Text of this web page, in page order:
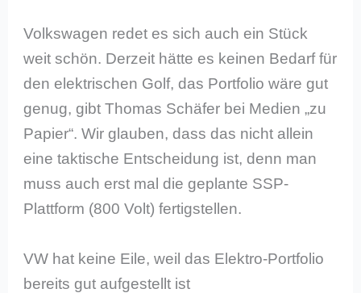
Volkswagen redet es sich auch ein Stück
weit schön. Derzeit hätte es keinen Bedarf für
den elektrischen Golf, das Portfolio wäre gut
genug, gibt Thomas Schäfer bei Medien „zu
Papier“. Wir glauben, dass das nicht allein
eine taktische Entscheidung ist, denn man
muss auch erst mal die geplante SSP-
Plattform (800 Volt) fertigstellen.
VW hat keine Eile, weil das Elektro-Portfolio
bereits gut aufgestellt ist